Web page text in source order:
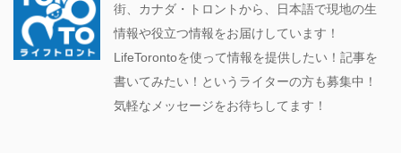
街、カナダ・トロントから、日本語で現地の生
情報や役立つ情報をお届けしています！
LifeTorontoを使って情報を提供したい！記事を
書いてみたい！というライターの方も募集中！
気軽なメッセージをお待ちしてます！